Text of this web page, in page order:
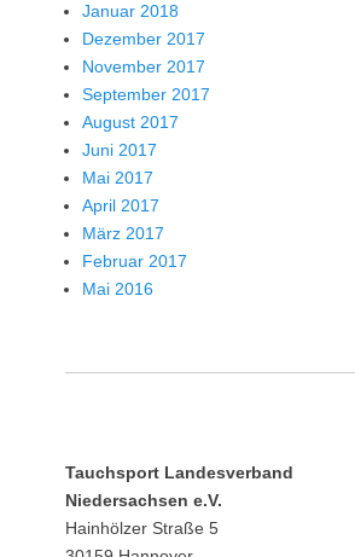
Januar 2018
Dezember 2017
November 2017
September 2017
August 2017
Juni 2017
Mai 2017
April 2017
März 2017
Februar 2017
Mai 2016
Tauchsport Landesverband
Niedersachsen e.V.
Hainhölzer Straße 5